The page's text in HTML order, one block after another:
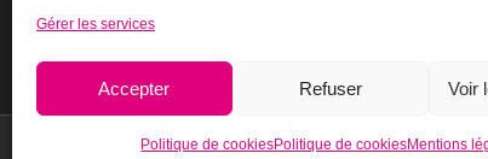
Gérer les services
Accepter Refuser Voir
Politique de cookiesPolitique de cookiesMentions